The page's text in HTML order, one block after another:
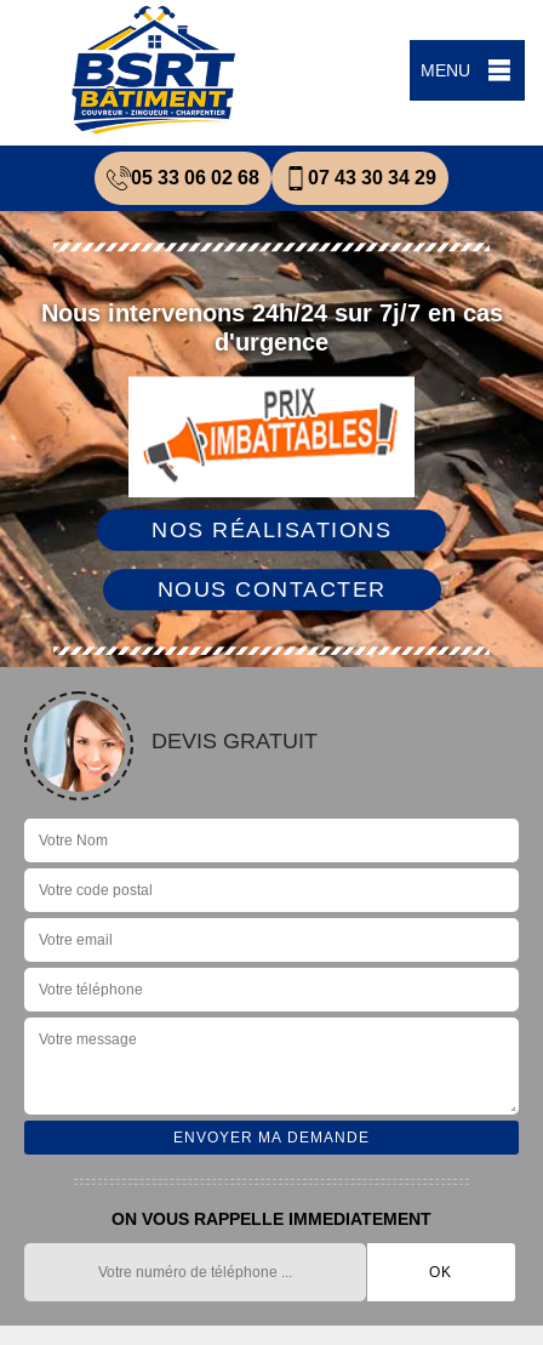
MENU
05 33 06 02 68 07 43 30 34 29
Nous intervenons 24h/24 sur 7j/7 en cas
d'urgence
NOS RÉALISATIONS
NOUS CONTACTER
DEVIS GRATUIT
ON VOUS RAPPELLE IMMEDIATEMENT